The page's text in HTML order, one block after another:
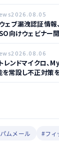
2026.08.05
ェブ漏洩認証情報
向けウェビナー
2026.08.06
レンドマイクロ、
を常設し不正対策
ムメール #フィ